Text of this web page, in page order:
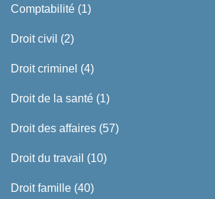
Comptabilité (1)
Droit civil (2)
Droit criminel (4)
Droit de la santé (1)
Droit des affaires (57)
Droit du travail (10)
Droit famille (40)